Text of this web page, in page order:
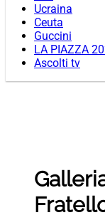
Ucraina
Ceuta
Guccini
LA PIAZZA
Ascolti tv